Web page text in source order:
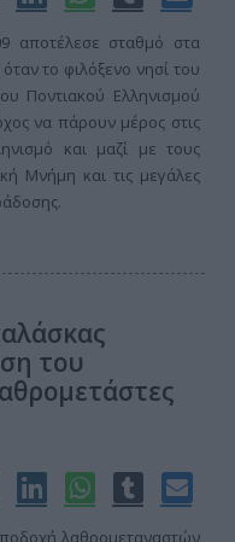
αποτέλεσε σταθμό στα
το φιλόξενο νησί του
Ποντιακού Ελληνισμού
να πάρουν μέρος στις
και μαζί με τους
Μνήμη και τις μεγάλες
του
λαθρομεταναστών